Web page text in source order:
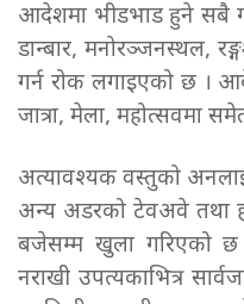
आदेशमा भीडभाड हुने सबै
डान्बार, मनोरञ्जनस्थल,
गर्न रोक लगाइएको छ ।
जात्रा, मेला, महोत्सवमा
अत्यावश्यक वस्तुको
अन्य अडरको टेवअवे तथा
बजेसम्म खुला गरिएको छ
नराखी उपत्यकाभित्र